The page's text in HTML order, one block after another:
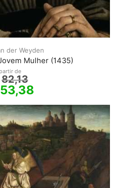
der Weyden
Mulher (1435)
de
82,13
53,38